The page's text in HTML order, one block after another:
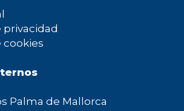
privacidad
cookies
Palma de Mallorca